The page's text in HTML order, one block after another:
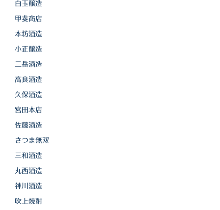
田崎酒造
京屋酒造
雲海酒造
特定商取引法の表記
お問合わせ
白玉醸造
甲斐商店
本坊酒造
小正醸造
三岳酒造
高良酒造
久保酒造
宮田本店
佐藤酒造
さつま無双
三和酒造
丸西酒造
神川酒造
吹上焼酎